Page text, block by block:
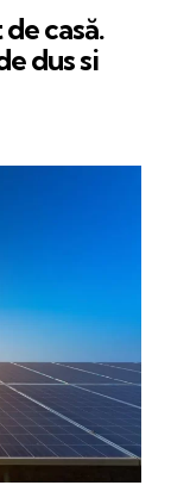
casă.
dus si